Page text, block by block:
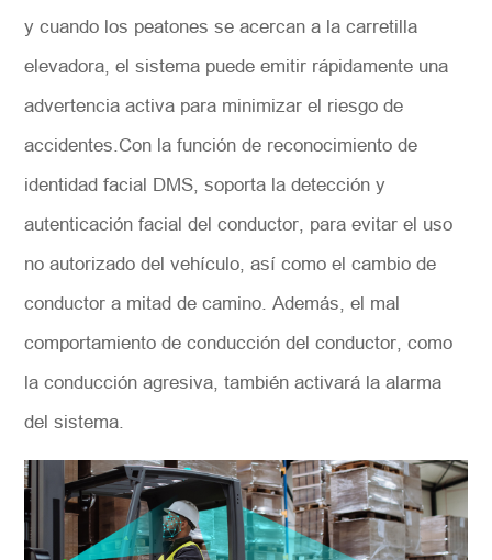
y cuando los peatones se acercan a la carretilla
elevadora, el sistema puede emitir rápidamente una
advertencia activa para minimizar el riesgo de
accidentes.Con la función de reconocimiento de
identidad facial DMS, soporta la detección y
autenticación facial del conductor, para evitar el uso
no autorizado del vehículo, así como el cambio de
conductor a mitad de camino. Además, el mal
comportamiento de conducción del conductor, como
la conducción agresiva, también activará la alarma
del sistema.